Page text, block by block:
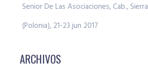
Senior De Las Asociaciones, Cab.,
(Polonia), 21-23 jun 2017
ARCHIVOS